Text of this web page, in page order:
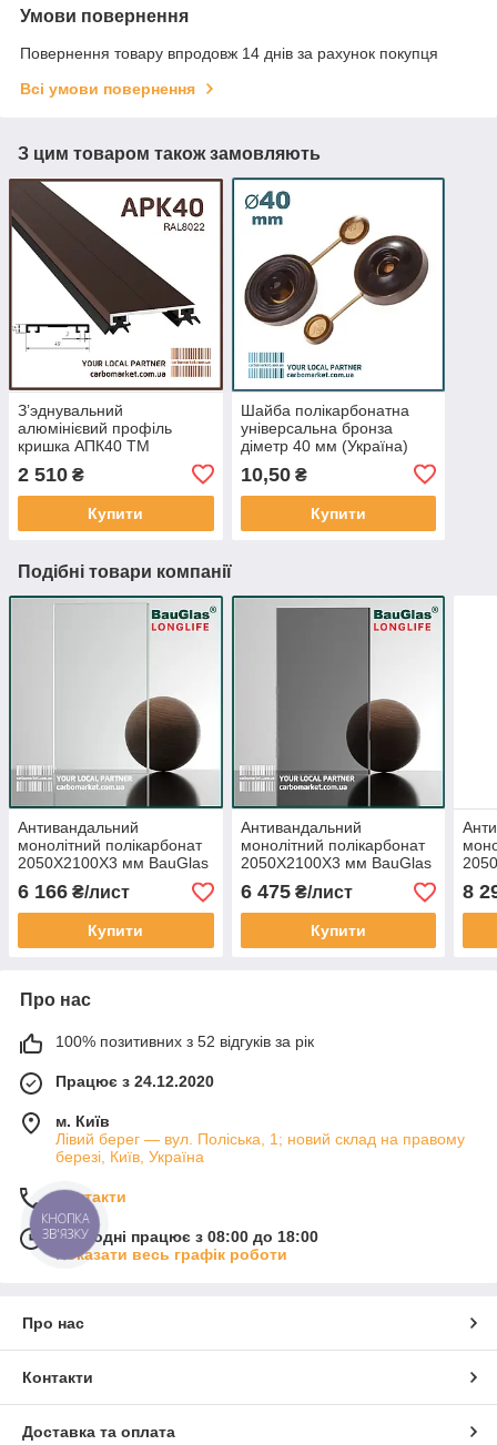
Умови повернення
Повернення товару впродовж 14 днів за рахунок покупця
Всі умови повернення
З цим товаром також замовляють
З’эднувальний
алюмінієвий профіль
кришка АПК40 ТМ
АЛЮПРО 40 мм / довжина
6,1 м фарбований бронза
(Україна)
2 510 ₴
Купити
Шайба полікарбонатна
універсальна бронза
діметр 40 мм (Україна)
10,50₴
Купити
Подібні товари компанії
Антивандальний
монолітний полікарбонат
2050Х2100Х3 мм BauGlas
FSX Longlife 2UV
прозорий Сербія
6 166 ₴/лист
Купити
Антивандальний
монолітний полікарбонат
2050Х2100Х3 мм BauGlas
FSX Longlife 2UV графіт
Сербія
6 475₴/лист
Купити
8
Про нас
100% позитивних з 52 відгуків за рік
Працює з 24.12.2020
м. Київ
Лівий берег — вул. Поліська, 1; новий склад на правому
березі, Київ, Україна
Контакти
Сьогодні працює з 08:00 до 18:00
Показати весь графік роботи
Про нас
Контакти
Доставка та оплата
КНОПКА
ЗВ'ЯЗКУ